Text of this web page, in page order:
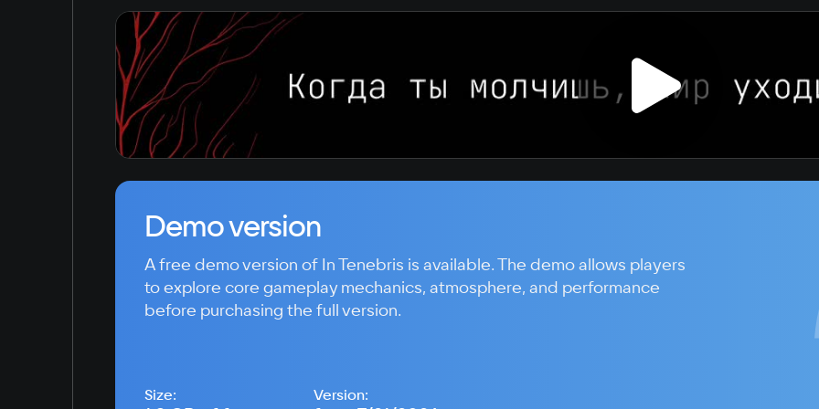
Demo version
A free demo version of In Tenebris is available. The demo allows players
to explore core gameplay mechanics, atmosphere, and performance
before purchasing the full version.
Size: Version: